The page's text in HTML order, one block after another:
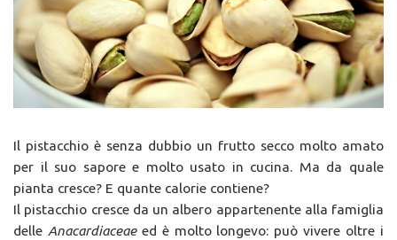
Il pistacchio è senza dubbio un frutto secco molto amato
per il suo sapore e molto usato in cucina. Ma da quale
pianta cresce? E quante calorie contiene?
Il pistacchio cresce da un albero appartenente alla famiglia
delle Anacardiaceaeed è molto longevo: può vivere oltre i